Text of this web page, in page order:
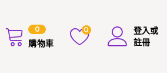
0
購物車
0
登入或
註冊